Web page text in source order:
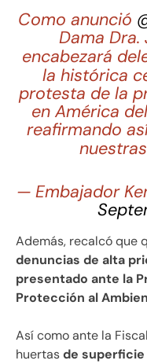
Como anunció
Dama Dra.
encabezará
la histórica
protesta de la
en América
reafirmando
— Embajador
Además, recalcó que
denuncias de alta
presentado ante la
Protección al
Así como ante la
huertasde superficie